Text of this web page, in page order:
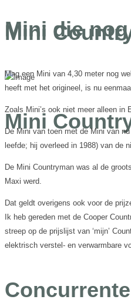
Mini
Mini
Mini die
Mag een Mini van 4,30 meter nog
heeft met het origineel, is nu
Zoals Mini’s ook niet meer alleen in
De Mini van toen met de Mini van
leefde; hij overleed in 1988) van de
De Mini Countryman was al de
Maxi werd.
Dat geldt overigens ook voor de
Ik heb gereden met de Cooper
streep op de prijslijst van ‘mijn’
elektrisch verstel- en verwarmbare